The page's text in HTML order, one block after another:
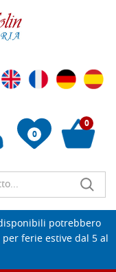
0
0
potrebbero
ferie estive dal 5 al